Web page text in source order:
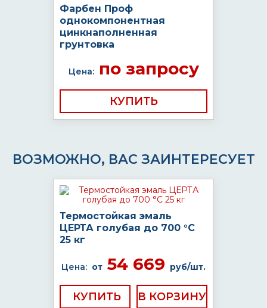
Фарбен Проф
однокомпонентная
цинкнаполненная
грунтовка
Цена:по запросу
КУПИТЬ
ВОЗМОЖНО, ВАС ЗАИНТЕРЕСУЕТ
Термостойкая эмаль
ЦЕРТА голубая до 700 °C
25 кг
Цена: от 54 669 руб/шт.
КУПИТЬ